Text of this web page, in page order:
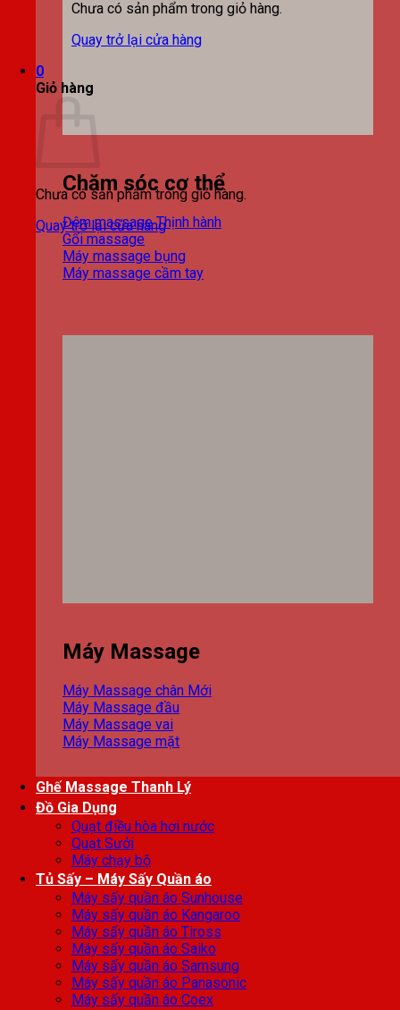
Chưa có sản phẩm trong giỏ hàng.
Quay trở lại cửa hàng
0
Giỏ hàng
Chưa có sản phẩm trong giỏ hàng.
Quay trở lại cửa hàng
Chăm sóc cơ thể
Đệm massage
Gối massage
Máy massage bụng
Máy massage cầm tay
Máy Massage
Máy Massage chân
Máy Massage đầu
Máy Massage vai
Máy Massage mặt
Ghế Massage Thanh Lý
Đồ Gia Dụng
Quạt điều hòa hơi nước
Quạt Sưởi
Máy chạy bộ
Tủ Sấy – Máy Sấy Quần áo
Máy sấy quần áo Sunhouse
Máy sấy quần áo Kangaroo
Máy sấy quần áo Tiross
Máy sấy quần áo Saiko
Máy sấy quần áo Samsung
Máy sấy quần áo Panasonic
Máy sấy quần áo Coex